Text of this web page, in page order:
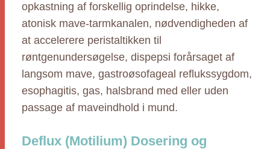
opkastning af forskellig oprindelse, hikke,
atonisk mave-tarmkanalen, nødvendigheden af
at accelerere peristaltikken til
røntgenundersøgelse, dispepsi forårsaget af
langsom mave, gastroøsofageal reflukssygdom,
esophagitis, gas, halsbrand med eller uden
passage af maveindhold i mund.
Deflux (Motilium) Dosering og